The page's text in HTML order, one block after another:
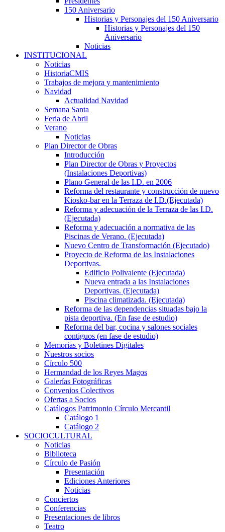
150 Aniversario
Historias y Personajes del 150 Aniversario
Historias y Personajes del 150
Aniversario
Noticias
INSTITUCIONAL
Noticias
HistoriaCMIS
Trabajos de mejora y mantenimiento
Navidad
Actualidad Navidad
Semana Santa
Feria de Abril
Verano
Noticias
Plan Director de Obras
Introducción
Plan Director de Obras y Proyectos
(Instalaciones Deportivas)
Plano General de las I.D. en 2006
Reforma del restaurante y construcción de nuevo
Kiosko-bar en la Terraza de I.D.(Ejecutada)
Reforma y adecuación de la Terraza de las I.D.
(Ejecutada)
Reforma y adecuación a normativa de las
Piscinas de Verano. (Ejecutada)
Nuevo Centro de Transformación (Ejecutado)
Proyecto de Reforma de las Instalaciones
Deportivas.
Edificio Polivalente (Ejecutada)
Nueva entrada a las Instalaciones
Deportivas. (Ejecutada)
Piscina climatizada. (Ejecutada)
Reforma de las dependencias situadas bajo la
pista deportiva. (En fase de estudio)
Reforma del bar, cocina y salones sociales
contiguos (en fase de estudio)
Memorias y Boletines Digitales
Nuestros socios
Círculo 500
Hermandad de los Reyes Magos
Galerías Fotográficas
Convenios Colectivos
Ofertas a Socios
Catálogos Patrimonio Círculo Mercantil
Catálogo 1
Catálogo 2
SOCIOCULTURAL
Noticias
Biblioteca
Círculo de Pasión
Presentación
Ediciones Anteriores
Noticias
Conciertos
Conferencias
Presentaciones de libros
Teatro